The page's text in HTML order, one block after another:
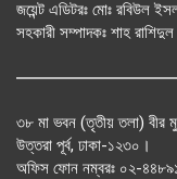
জয়েন্ট এডিটরঃ মোঃ রবিউল
সহকারী সম্পাদকঃ শাহ
৩৮ মা ভবন (তৃতীয় তলা) বীর
উত্তরা পূর্ব, ঢাকা-১২৩০।
অফিস ফোন নম্বরঃ ০২-